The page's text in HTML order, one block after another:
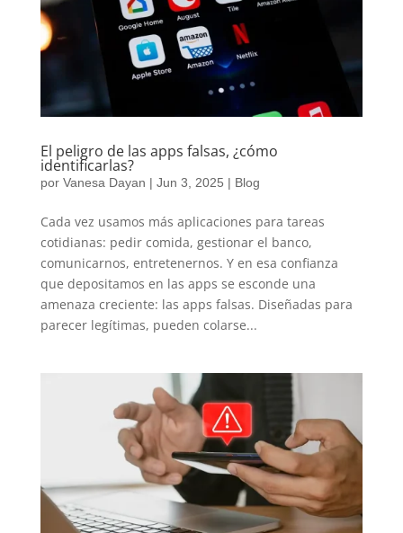
El peligro de las apps falsas, ¿cómo
identificarlas?
por Vanesa Dayan | Jun 3, 2025 | Blog
Cada vez usamos más aplicaciones para tareas
cotidianas: pedir comida, gestionar el banco,
comunicarnos, entretenernos. Y en esa confianza
que depositamos en las apps se esconde una
amenaza creciente: las apps falsas. Diseñadas para
parecer legítimas, pueden colarse...